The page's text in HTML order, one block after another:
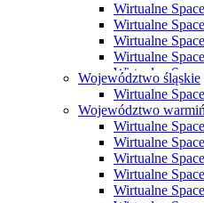
Wirtualne
Wirtualne
Wirtualne
Wirtualne
Wirtualne
Wirtualne
Wirtualne
Wirtualne
Wirtualne
Wirtualne
Wirtualne
Wirtualne
Województwo śląskie
Wirtualne
Województwo
Wirtualne
Wirtualne
Wirtualne
Wirtualne
Wirtualne